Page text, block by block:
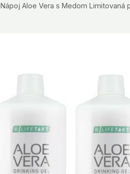
Nápoj Aloe Vera s Medom Limitovaná